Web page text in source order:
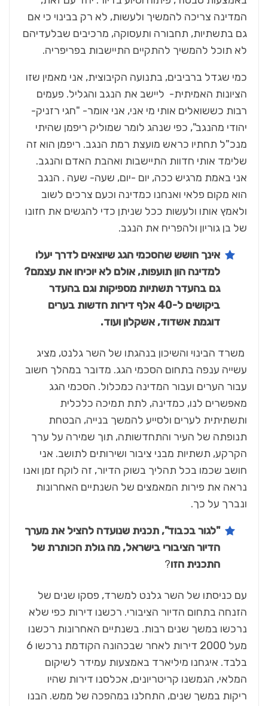
המדינה צריכה להמשיך ולעשות, לא רק בבינוי כי אם
גם בתשתיות, תחבורה ותעסוקה, מרכיבים שבלעדיהם
לא תוכל להמשיך להתקיים התיישבות בפריפריה.
כמי שגדל ברביבים, בתנועה הקיבוצית, אני מאמין שזו
הציונות האמיתית- ליישב את הנגב והגליל. פעמים
רבות כששואלים אותי מי אני, אני אומר- "חגי רזניק-
יהודי מהנגב", כפי שנהג לומר שמוליק ריפמן שהיתי
מנכ"ל תחתיו כראש מועצת רמת הנגב. ריפמן הוא זה
שלימד אותי חדוות התיישבות ואהבת האדם והנגב.
אני באמת מרגיש ככה, יום -יום, שעה- שעה . הנגב
הוא מקום פלאי ואנחנו כמדינה וכעם צרכים לשוב
ולאמץ אותו ולעשות ככל שניתן כדי להגשים את חזונו
של בן גוריון ולהפריח את הנגב.
אינך חושש שהסכמי הגג שיוצאים לדרך יעלו
למדינה הון תועפות, אולם לא יוכיחו את עצמם?
גם בהעדר תשתיות מספיקות וגם בהעדר
ביקושים ל-40 אלף דירות חדשות בערים
דוגמת אשדוד, אשקלון ועוד.
משרד הבינוי והשיכון בנהגתו של השר גלנט, מציג
עשייה ענפה בתחום הסכמי הגג. מדובר במהלך חשוב
עבור הערים ועבור המדינה כמכלול. הסכמי הגג
מאפשרים לנו, כמדינה, לתת תמיכה כלכלית
ותשתיתית לערים ולסייע להמשך בנייה, הבטחת
תנופתה של העיר והתחדשותה, תוך שמירה על ערך
הקרקע, תשתיות מבני ציבור ושירותים לתושב. אני
חושב שכמו בכל תהליך בשוק הדיור, זה לוקח זמן ואנו
נראה את פירות המאמצים של השנתיים האחרונות
ונברך על כך.
"לגור בכבוד", תכנית שנועדה להציל את מערך
הדיור הציבורי בישראל, מה גולת הכותרת של
התכנית הזו?
עם כניסתו של השר גלנט למשרד, פסקו שנים של
הזנחה בתחום הדיור הציבורי. רכשנו דירות כפי שלא
נרכשו במשך שנים רבות. בשנתיים האחרונות רכשנו
מעל 2000 דירות לאחר שבכהונה הקודמת נרכשו 6
בלבד. איגחנו מיליארד באמצעות עמידר לשיקום
המלאי, הגמשנו קריטריונים, אכלסנו דירות שהיו
ריקות במשך שנים, התחלנו במהפכה של ממש. הבנו